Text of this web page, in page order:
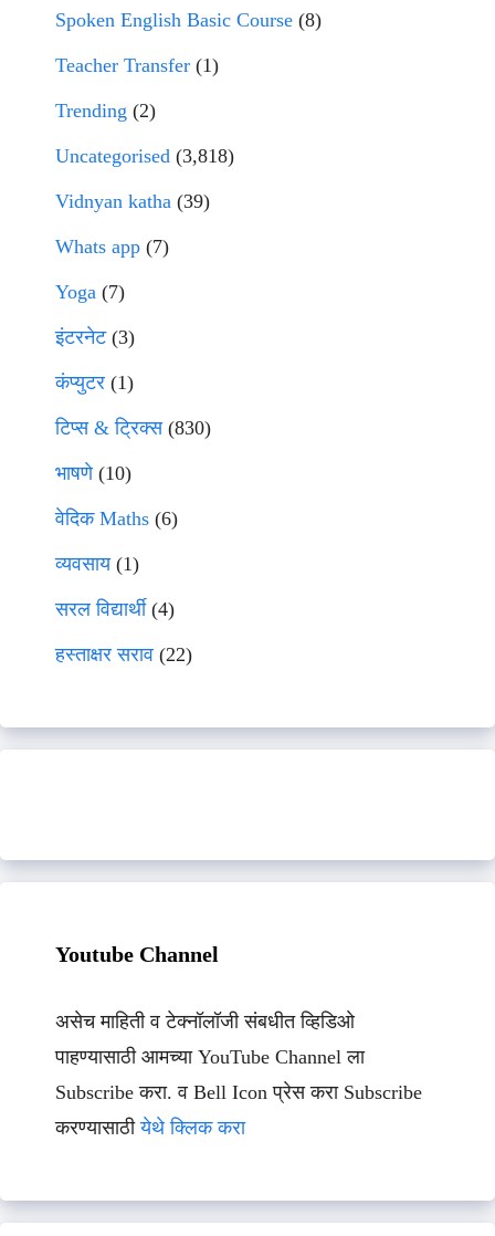
Spoken English Basic Course (8)
Teacher Transfer (1)
Trending (2)
Uncategorised (3,818)
Vidnyan katha (39)
Whats app (7)
Yoga (7)
इंटरनेट(3)
कंप्युटर (1)
टिप्स & ट्रिक्स(830)
भाषणे(10)
वेदिक Maths (6)
व्यवसाय(1)
सरल विद्यार्थी(4)
हस्ताक्षर सराव (22)
Youtube Channel
असेच माहिती व टेक्नॉलॉजी संबधीत व्हिडिओ
पाहण्यासाठी आमच्या YouTube Channel ला
Subscribe करा. व Bell Icon प्रेस करा Subscribe
करण्यासाठीयेथे क्लिक करा